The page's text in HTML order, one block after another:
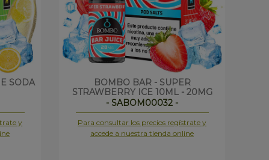
SODA
y
BOMBO BAR - SUPER
STRAWBERRY ICE 10ML - 20MG
- SABOM00032 -
Para consultar los precios regístrate y
accede a nuestra tienda online